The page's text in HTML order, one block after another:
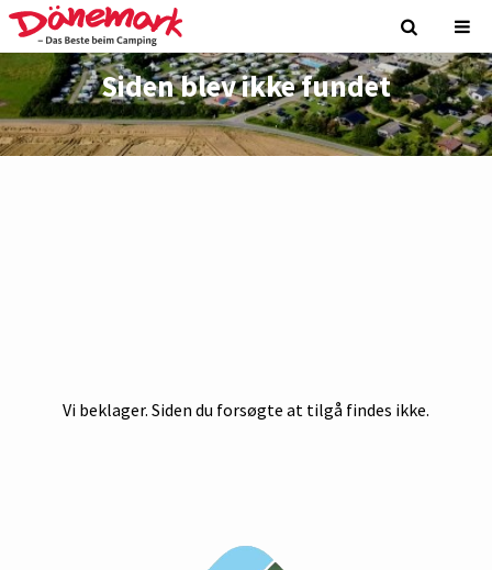
Siden blev ikke fundet
Vi beklager. Siden du forsøgte at tilgå findes ikke.